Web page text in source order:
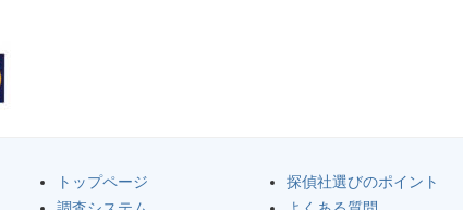
トップページ
探偵社選びのポイント